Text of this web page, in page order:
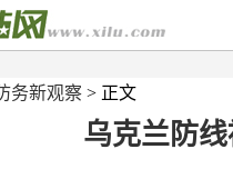
务新观察 > 正文
乌克兰防线